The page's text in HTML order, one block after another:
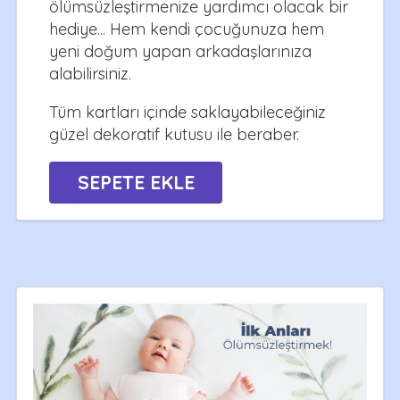
ölümsüzleştirmenize yardımcı olacak bir
hediye... Hem kendi çocuğunuza hem
yeni doğum yapan arkadaşlarınıza
alabilirsiniz.
Tüm kartları içinde saklayabileceğiniz
güzel dekoratif kutusu ile beraber.